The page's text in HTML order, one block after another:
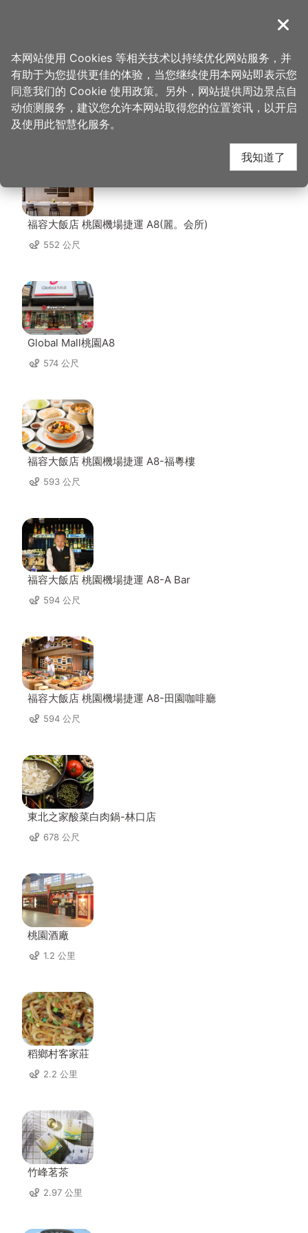
導覽
首页 > 想去的地方 > 住宿 > 华夏国际饭店
华夏国际饭店 周边店家
福容大飯店 桃園機場捷運 A8(麗。会所)
552 公尺
Global Mall桃園A8
574 公尺
福容大飯店 桃園機場捷運 A8-福粵樓
593 公尺
福容大飯店 桃園機場捷運 A8-A Bar
594 公尺
福容大飯店 桃園機場捷運 A8-田園咖啡廳
594 公尺
東北之家酸菜白肉鍋-林口店
678 公尺
桃園酒廠
1.2 公里
稻鄉村客家莊
2.2 公里
竹峰茗茶
2.97 公里
关闭
本网站使用 Cookies 等相关技术以持续优化网站服务，并
有助于为您提供更佳的体验，当您继续使用本网站即表示您
同意我们的 Cookie 使用政策。另外，网站提供周边景点自
动侦测服务，建议您允许本网站取得您的位置资讯，以开启
及使用此智慧化服务。
我知道了